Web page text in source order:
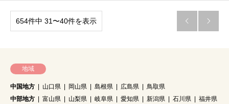
654件中 31〜40件を表示  
地域
中国地方 山口県 岡山県 島根県 広島県
鳥取県
中部地方
富山県 山梨県 岐阜県 愛知県 新潟県 石川県
福井県